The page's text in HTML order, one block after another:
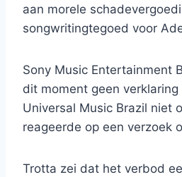
aan morele
songwritingtegoed voor
Sony Music Entertainment
dit moment geen verklaring
Universal Music Brazil niet
reageerde op een verzoek
Trotta zei dat het verbod